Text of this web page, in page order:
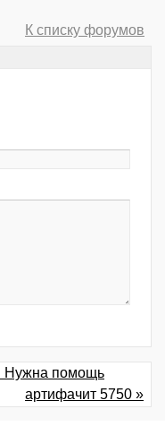
К списку форумов
Нужна помощь
артифачит 5750 »